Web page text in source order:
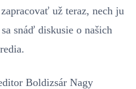
už teraz, nech ju
snáď diskusie o našich
Boldizsár Nagy